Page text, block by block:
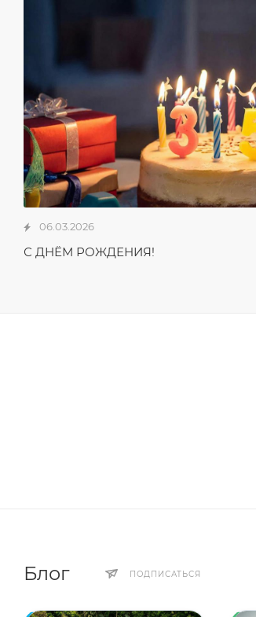
06.03.2026
С ДНЁМ РОЖДЕНИЯ!
Блог ПОДПИСАТЬСЯ